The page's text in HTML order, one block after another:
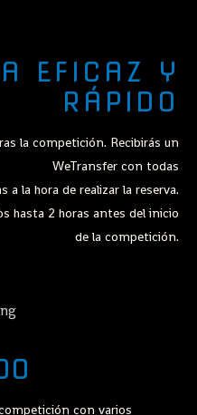
EFICAZ Y
RÁPIDO
la competición. Recibirás un
WeTransfer con todas
la hora de realizar la reserva.
hasta 2 horas antes del inicio
de la competición.
con varios